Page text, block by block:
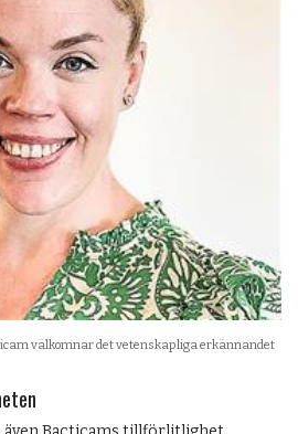
välkomnar det vetenskapliga erkännandet